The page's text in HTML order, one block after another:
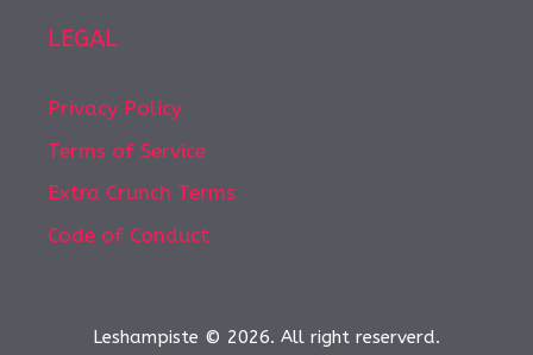
LEGAL
Privacy Policy
Terms of Service
Extra Crunch Terms
Code of Conduct
Leshampiste © 2026. All right reserverd.